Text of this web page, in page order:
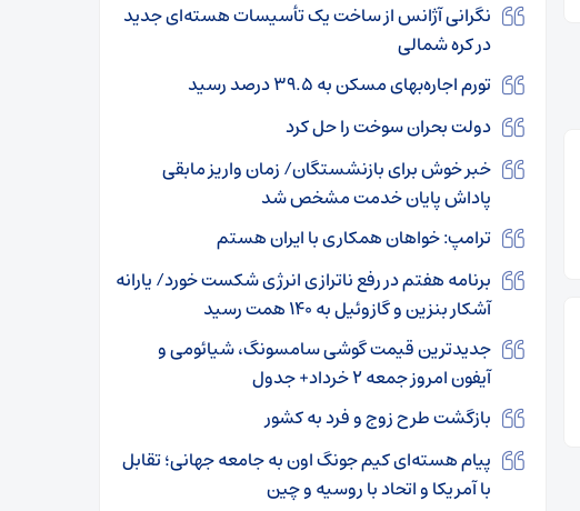
نگرانی آژانس از ساخت یک تأسیسات هسته‌ای جدید
در کره شمالی
تورم اجاره‌بهای مسکن به ۳۹.۵ درصد رسید
دولت بحران سوخت را حل کرد
خبر خوش برای بازنشستگان/ زمان واریز مابقی
پاداش پایان خدمت مشخص شد
ترامپ: خواهان همکاری با ایران هستم
برنامه هفتم در رفع ناترازی انرژی شکست خورد/ یارانه
آشکار بنزین و گازوئیل به ۱۴۰ همت رسید
جدیدترین قیمت گوشی سامسونگ، شیائومی و
آیفون امروز جمعه ۲ خرداد+ جدول
بازگشت طرح زوج و فرد به کشور
پیام هسته‌ای کیم جونگ اون به جامعه جهانی؛ تقابل
با آمریکا و اتحاد با روسیه و چین